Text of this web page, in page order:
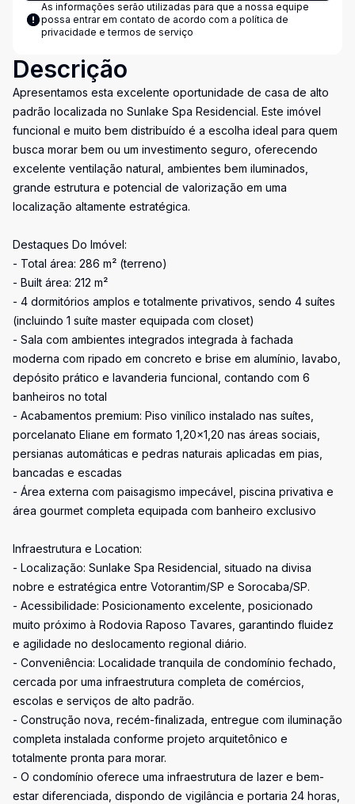
As informações serão utilizadas para que a nossa equipe
possa entrar em contato de acordo com a política de
privacidade e termos de serviço
Descrição
Apresentamos esta excelente oportunidade de casa de alto
padrão localizada no Sunlake Spa Residencial. Este imóvel
funcional e muito bem distribuído é a escolha ideal para quem
busca morar bem ou um investimento seguro, oferecendo
excelente ventilação natural, ambientes bem iluminados,
grande estrutura e potencial de valorização em uma
localização altamente estratégica.
Destaques Do Imóvel:
- Total área: 286 m² (terreno)
- Built área: 212 m²
- 4 dormitórios amplos e totalmente privativos, sendo 4 suítes
(incluindo 1 suíte master equipada com closet)
- Sala com ambientes integrados integrada à fachada
moderna com ripado em concreto e brise em alumínio, lavabo,
depósito prático e lavanderia funcional, contando com 6
banheiros no total
- Acabamentos premium: Piso vinílico instalado nas suítes,
porcelanato Eliane em formato 1,20x1,20 nas áreas sociais,
persianas automáticas e pedras naturais aplicadas em pias,
bancadas e escadas
- Área externa com paisagismo impecável, piscina privativa e
área gourmet completa equipada com banheiro exclusivo
Infraestrutura e Location:
- Localização: Sunlake Spa Residencial, situado na divisa
nobre e estratégica entre Votorantim/SP e Sorocaba/SP.
- Acessibilidade: Posicionamento excelente, posicionado
muito próximo à Rodovia Raposo Tavares, garantindo fluidez
e agilidade no deslocamento regional diário.
- Conveniência: Localidade tranquila de condomínio fechado,
cercada por uma infraestrutura completa de comércios,
escolas e serviços de alto padrão.
- Construção nova, recém-finalizada, entregue com iluminação
completa instalada conforme projeto arquitetônico e
totalmente pronta para morar.
- O condomínio oferece uma infraestrutura de lazer e bem-
estar diferenciada, dispondo de vigilância e portaria 24 horas,